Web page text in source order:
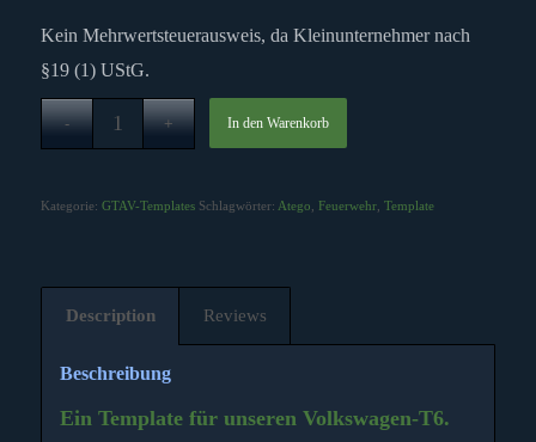
Kein Mehrwertsteuerausweis, da Kleinunternehmer nach
§19 (1) UStG.
In den Warenkorb
Kategorie: GTAV-Templates Schlagwörter: Atego Feuerwehr, Template
Description Reviews
Beschreibung
Ein Template für unseren Volkswagen-T6.